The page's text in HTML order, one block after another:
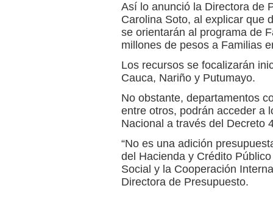
Así lo anunció la Directora de
Carolina Soto, al explicar que
se orientarán al programa de
millones de pesos a Familias
Los recursos se focalizarán
Cauca, Nariño y Putumayo.
No obstante, departamentos
entre otros, podrán acceder a
Nacional a través del Decreto
“No es una adición
del Hacienda y Crédito
Social y la Cooperación
Directora de Presupuesto.